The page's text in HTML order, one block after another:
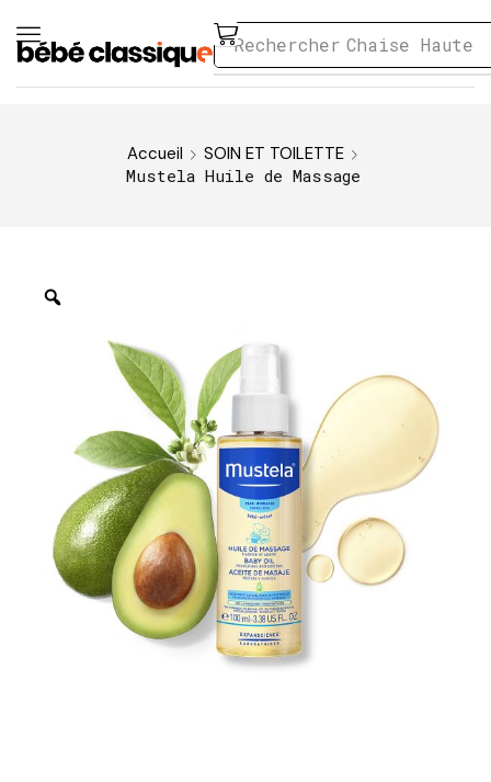
Rechercher Chaise Haute
Accueil
SOIN ET TOILETTE
Mustela Huile de Massage